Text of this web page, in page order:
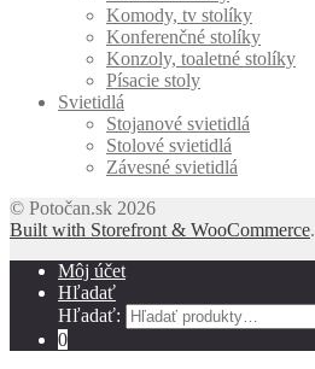
Komody, tv stolíky
Konferenčné stolíky
Konzoly, toaletné stolíky
Písacie stoly
Svietidlá
Stojanové svietidlá
Stolové svietidlá
Závesné svietidlá
© Potočan.sk 2026
Built with Storefront & WooCommerce.
Môj účet
Hľadať
Hľadať:
0